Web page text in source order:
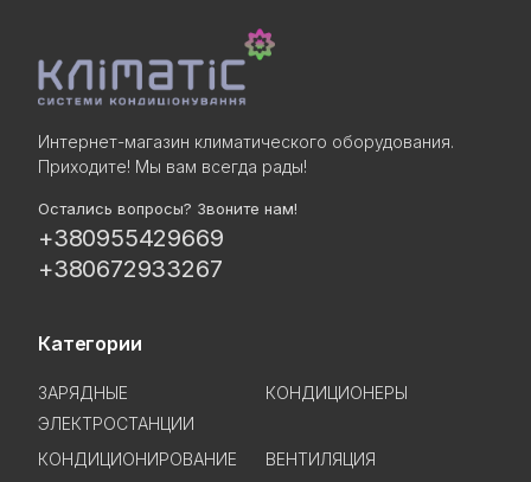
Интернет-магазин климатического оборудования.
Приходите! Мы вам всегда рады!
Остались вопросы? Звоните нам!
+380955429669
+380672933267
Категории
ЗАРЯДНЫЕ
ЭЛЕКТРОСТАНЦИИ
КОНДИЦИОНЕРЫ
КОНДИЦИОНИРОВАНИЕ
ВЕНТИЛЯЦИЯ